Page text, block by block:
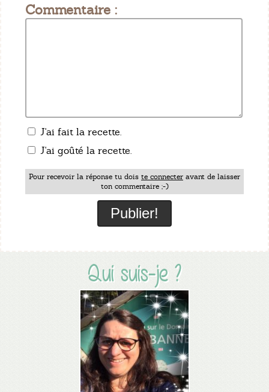
Qui suis-je ?
Commentaire :
J'ai fait la recette.
J'ai goûté la recette.
Pour recevoir la réponse tu dois te connecter avant de laisser
ton commentaire ;-)